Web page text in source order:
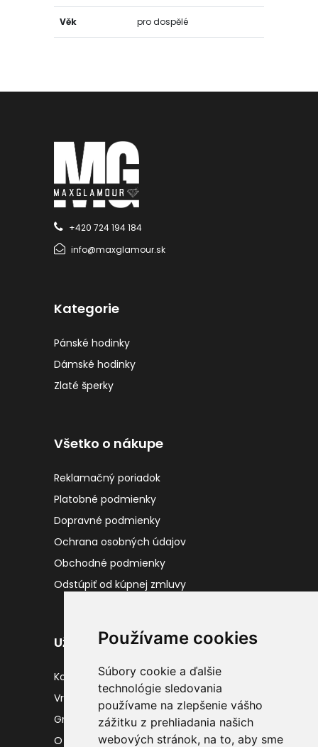
Používame cookies
Súbory cookie a ďalšie
technológie sledovania
používame na zlepšenie vášho
zážitku z prehliadania našich
webových stránok, na to, aby sme
Věk pro dospělé
+420 724 194 184
info@maxglamour.sk
Kategorie
Pánské hodinky
Dámské hodinky
Zlaté šperky
Všetko o nákupe
Reklamačný poriadok
Platobné podmienky
Dopravné podmienky
Ochrana osobných údajov
Obchodné podmienky
Odstúpiť od kúpnej zmluvy
Užitočné odkazy
Kontakty
Vrátenie tovaru
Gravírovanie
O nás